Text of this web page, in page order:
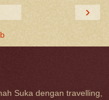
›
Suka dengan travelling,